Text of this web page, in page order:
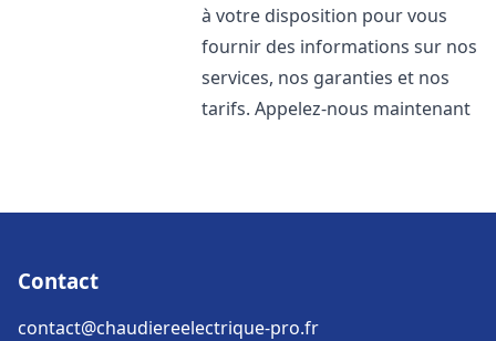
à votre disposition pour vous
fournir des informations sur nos
services, nos garanties et nos
tarifs. Appelez-nous maintenant
Contact
contact@chaudiereelectrique-pro.fr